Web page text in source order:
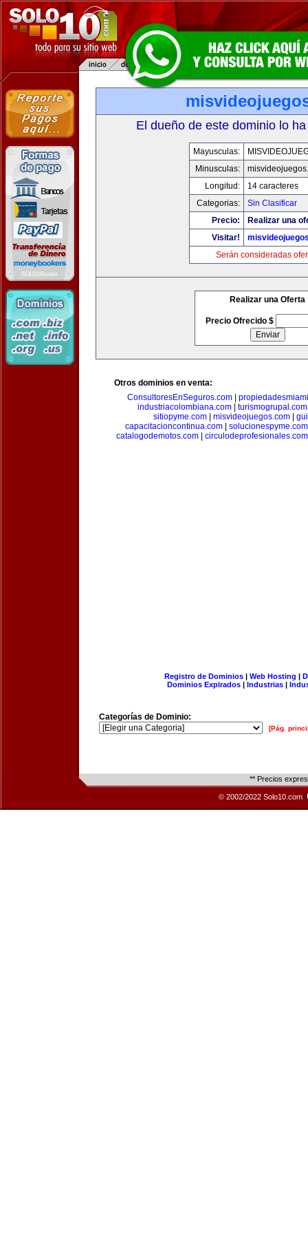
El dueño de este dominio lo
Mayusculas:
Minusculas:
Longitud:
14 caracteres
Categorias:
Sin Clasificar
Precio:
Realizar una
Visitar!
Serán consideradas
Realizar una Oferta
Precio Ofrecido $
Otros dominios en venta:
ConsultoresEnSeguros.com
industriacolombiana.com| turismogrupal.com
sitiopyme.com
misvideojuegos.com
capacitacioncontinua.com| solucionespyme.com
catalogodemotos.com
circulodeprofesionales.com
Registro de Dominios| Web Hosting |
Dominios Expirados | Industrias |
Categorías de Dominio:
[Pág.
** Precios
© 2002/2022 Solo10.com